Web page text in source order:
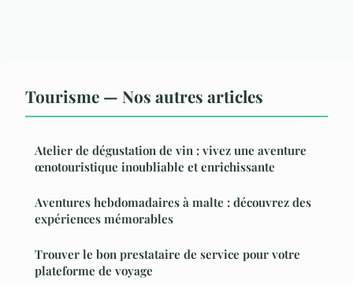
Tourisme — Nos autres articles
Atelier de dégustation de vin : vivez une aventure
œnotouristique inoubliable et enrichissante
Aventures hebdomadaires à malte : découvrez des
expériences mémorables
Trouver le bon prestataire de service pour votre
plateforme de voyage